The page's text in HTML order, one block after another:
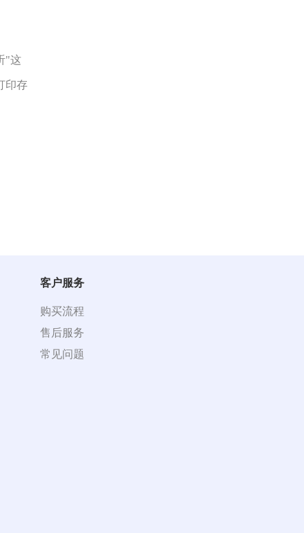
"这
印存
客户服务
购买流程
售后服务
常见问题